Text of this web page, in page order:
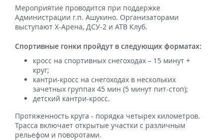
Мероприятие проводится при поддержке
Администрации г.п. Ашукино. Организаторами
выступают Х-Арена, ДСУ-2 и АТВ Клуб.
Спортивные гонки пройдут в следующих форматах:
кросс на спортивных снегоходах – 15 минут +
круг;
кантри-кросс на снегоходах в нескольких
зачетных группах 45 мин (5 минут пит-стоп);
детский кантри-кросс.
Протяженность круга - порядка четырех километров.
Трасса включает открытые участки с различным
рельефом и поворотами.